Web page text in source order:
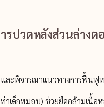
รปวดหลังส่วนล่าง
ละพิจารณาแนวทางการฟื้น
าเด็กหมอบ) ช่วยยืดกล้ามเนื้